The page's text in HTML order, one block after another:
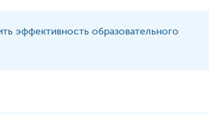
эффективность образовательного